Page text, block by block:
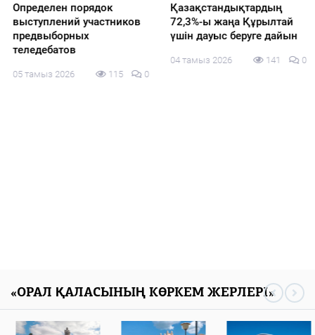
Определен порядок
выступлений участников
предвыборных
теледебатов
05 тамыз 2026 115 0
Қазақстандықтардың
72,3%-ы жаңа Құрылтай
үшін дауыс беруге дайын
04 тамыз 2026 141 0
«ОРАЛ ҚАЛАСЫНЫҢ КӨРКЕМ ЖЕРЛЕРІ»